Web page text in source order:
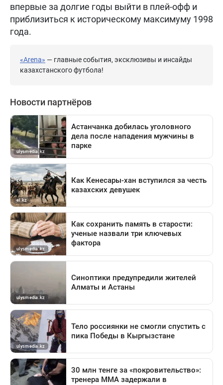
впервые за долгие годы выйти в плей-офф и
приблизиться к историческому максимуму 1998
года.
«Arena» — главные события, эксклюзивы и инсайды
казахстанского футбола!